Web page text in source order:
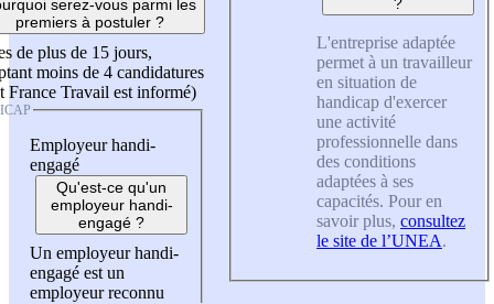
serez-vous parmi les
premiers à postuler ?
de plus de 15 jours,
moins de 4 candidatures
France Travail est informé)
Employeur handi-
engagé
Qu'est-ce qu'un
employeur handi-
engagé ?
Un employeur handi-
engagé est un
employeur reconnu
L'entreprise adaptée
permet à un travailleur
en situation de
handicap d'exercer
une activité
professionnelle dans
des conditions
adaptées à ses
capacités. Pour en
savoir plus, consultez
le site de l’UNEA.